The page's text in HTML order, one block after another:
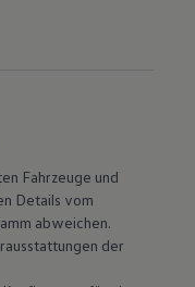
Fahrzeuge und
Details vom
abweichen.
der